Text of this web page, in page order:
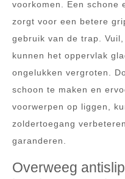
voorkomen. Een schone
zorgt voor een betere
gebruik van de trap.
kunnen het oppervlak
ongelukken vergroten.
schoon te maken en
voorwerpen op liggen,
zoldertoegang
garanderen.
Overweeg